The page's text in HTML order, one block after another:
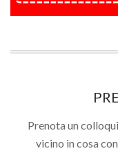
Prenota un
vicino in cosa